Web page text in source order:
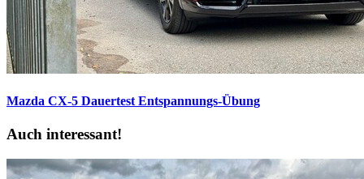
Mazda CX-5 Dauertest Entspannungs-Übung
Auch interessant!